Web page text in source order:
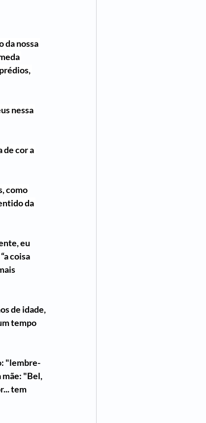
da nossa
nessa
de cor a
como
da
eu
coisa
de idade,
tempo
"lembre-
mãe: "Bel,
tem